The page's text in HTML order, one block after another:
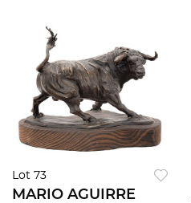
Lot 73
MARIO AGUIRRE